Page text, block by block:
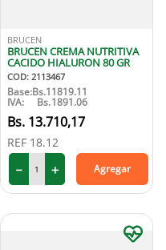
BRUCEN
BRUCEN CREMA NUTRITIVA
CACIDO HIALURON 80 GR
COD: 2113467
Base:Bs.11819.11
IVA: Bs.1891.06
13.710,17
REF 18.12
＋
－ Agregar